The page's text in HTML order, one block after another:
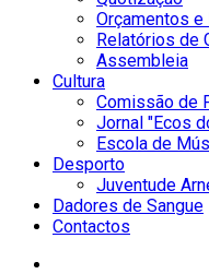
Orçamentos
Relatórios de
Assembleia
Cultura
Comissão de
Jornal "Ecos
Escola de
Desporto
Juventude
Dadores de Sangue
Contactos